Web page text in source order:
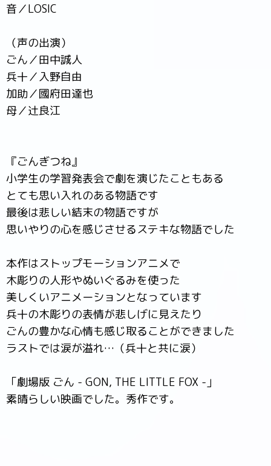
音／LOSIC
（声の出演）
ごん／田中誠人
兵十／入野自由
加助／國府田達也
母／辻良江
『ごんぎつね』
小学生の学習発表会で劇を演じたこともある
とても思い入れのある物語です
最後は悲しい結末の物語ですが
思いやりの心を感じさせるステキな物語でした
本作はストップモーションアニメで
木彫りの人形やぬいぐるみを使った
美しくいアニメーションとなっています
兵十の木彫りの表情が悲しげに見えたり
ごんの豊かな心情も感じ取ることができました
ラストでは涙が溢れ…（兵十と共に涙）
「劇場版 ごん - GON, THE LITTLE FOX -」
素晴らしい映画でした。秀作です。